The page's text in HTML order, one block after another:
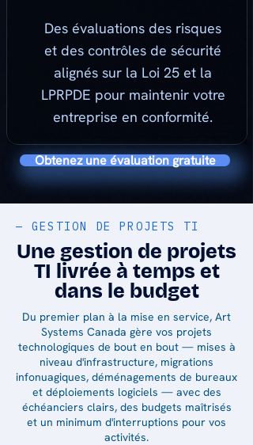
Des évaluations des risques
et des contrôles de sécurité
alignés sur la Loi 25 et la
LPRPDE pour maintenir votre
entreprise en conformité.
Obtenez une évaluation gratuite
— GESTION DE PROJETS TI
Une gestion de projets
TI livrée à temps et
dans le budget
Du premier plan à la mise en service, Art
Systems Canada gère vos projets
technologiques de bout en bout — mises à
niveau d'infrastructure, migrations
infonuagiques, déménagements de bureaux
et déploiements logiciels — avec des
échéanciers clairs, des budgets maîtrisés
et un minimum d'interruptions pour vos
activités.